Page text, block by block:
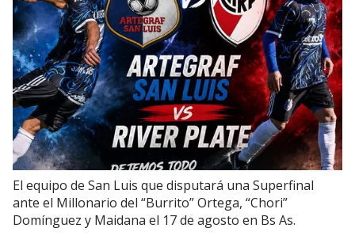
El equipo de San Luis que disputará una Superfinal
ante el Millonario del “Burrito” Ortega, “Chori”
Domínguez y Maidana el 17 de agosto en Bs As.